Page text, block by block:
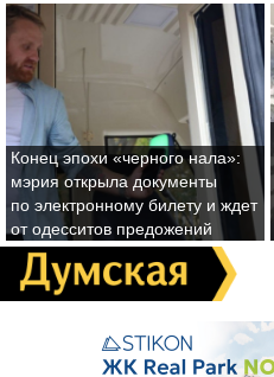
Конец эпохи «черного нала»:
мэрия открыла документы
по электронному билету и ждет
от одесситов предожений